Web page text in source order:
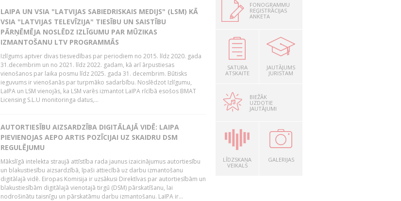
LAIPA UN VSIA "LATVIJAS SABIEDRISKAIS MEDIJS" (LSM) KĀ
VSIA "LATVIJAS TELEVĪZIJA" TIESĪBU UN SAISTĪBU
PĀRŅĒMĒJA NOSLĒDZ IZLĪGUMU PAR MŪZIKAS
IZMANTOŠANU LTV PROGRAMMĀS
Izlīgums aptver divas tiesvedības par periodiem no 2015. līdz 2020. gada
31.decembrim un no 2021. līdz 2022. gadam, kā arī ārpustiesas
vienošanos par laika posmu līdz 2025. gada 31. decembrim. Būtisks
ieguvums ir vienošanās par turpmāko sadarbību. Noslēdzot Izlīgumu,
LaIPA un LSM vienojās, ka LSM varēs izmantot LaIPA rīcībā esošos BMAT
Licensing S.L.U monitoringa datus,...
AUTORTIESĪBU AIZSARDZĪBA DIGITĀLAJĀ VIDĒ: LAIPA
PIEVIENOJAS AEPO ARTIS POZĪCIJAI UZ SKAIDRU DSM
REGULĒJUMU
Mākslīgā intelekta straujā attīstība rada jaunus izaicinājumus autortiesību
un blakustiesību aizsardzībā, īpaši attiecībā uz darbu izmantošanu
digitālajā vidē. Eiropas Komisija ir uzsākusi Direktīvas par autortiesībām un
blakustiesībām digitālajā vienotajā tirgū (DSM) pārskatīšanu, lai
nodrošinātu taisnīgu un pārskatāmu darbu izmantošanu. LaIPA ir...
FONOGRAMMU
REĢISTRĀCIJAS
ANKETA
SATURA
ATSKAITE
JAUTĀJUMS
JURISTAM
BIEŽĀK
UZDOTIE
JAUTĀJUMI
LĪDZSKAŅA
VEIKALS
GALERIJAS